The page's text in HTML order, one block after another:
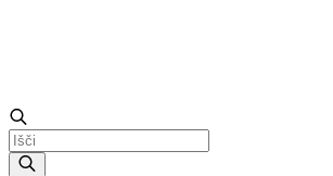
Products
search